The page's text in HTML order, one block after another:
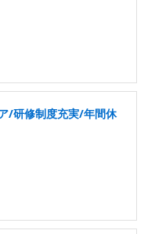
/研修制度充実/年間休